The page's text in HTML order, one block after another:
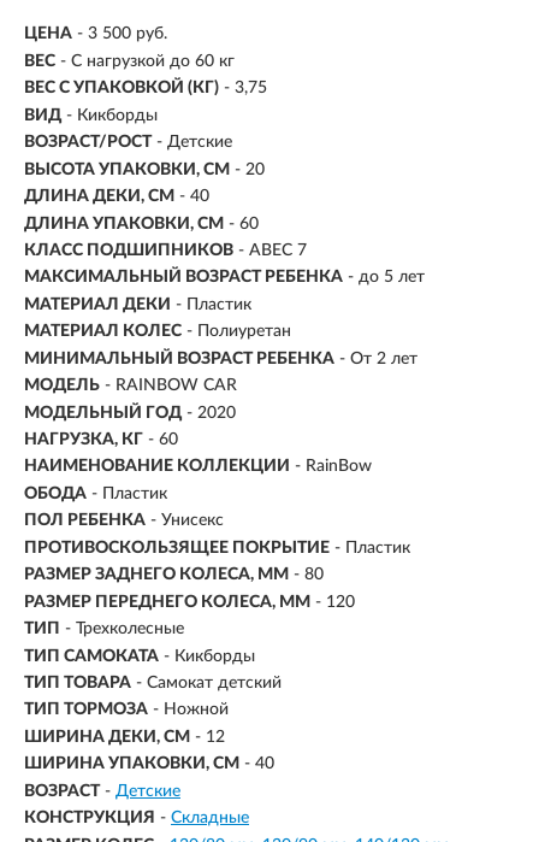
ЦЕНА - 3 500 руб.
ВЕС - С нагрузкой до 60 кг
ВЕС С УПАКОВКОЙ (КГ) - 3,75
ВИД - Кикборды
ВОЗРАСТ/РОСТ - Детские
ВЫСОТА УПАКОВКИ, СМ - 20
ДЛИНА ДЕКИ, СМ - 40
ДЛИНА УПАКОВКИ, СМ - 60
КЛАСС ПОДШИПНИКОВ - ABEC 7
МАКСИМАЛЬНЫЙ ВОЗРАСТ РЕБЕНКА - до 5 лет
МАТЕРИАЛ ДЕКИ - Пластик
МАТЕРИАЛ КОЛЕС - Полиуретан
МИНИМАЛЬНЫЙ ВОЗРАСТ РЕБЕНКА - От 2 лет
МОДЕЛЬ - RAINBOW CAR
МОДЕЛЬНЫЙ ГОД - 2020
НАГРУЗКА, КГ - 60
НАИМЕНОВАНИЕ КОЛЛЕКЦИИ - RainBow
ОБОДА - Пластик
ПОЛ РЕБЕНКА - Унисекс
ПРОТИВОСКОЛЬЗЯЩЕЕ ПОКРЫТИЕ - Пластик
РАЗМЕР ЗАДНЕГО КОЛЕСА, ММ - 80
РАЗМЕР ПЕРЕДНЕГО КОЛЕСА, ММ - 120
ТИП - Трехколесные
ТИП САМОКАТА - Кикборды
ТИП ТОВАРА - Самокат детский
ТИП ТОРМОЗА - Ножной
ШИРИНА ДЕКИ, СМ - 12
ШИРИНА УПАКОВКИ, СМ - 40
ВОЗРАСТ - Детские
КОНСТРУКЦИЯ - Складные